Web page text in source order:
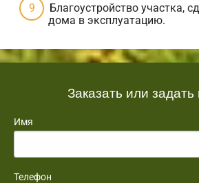
Благоустройство участка,
дома в эксплуатацию.
Заказать или задать
Имя
Телефон